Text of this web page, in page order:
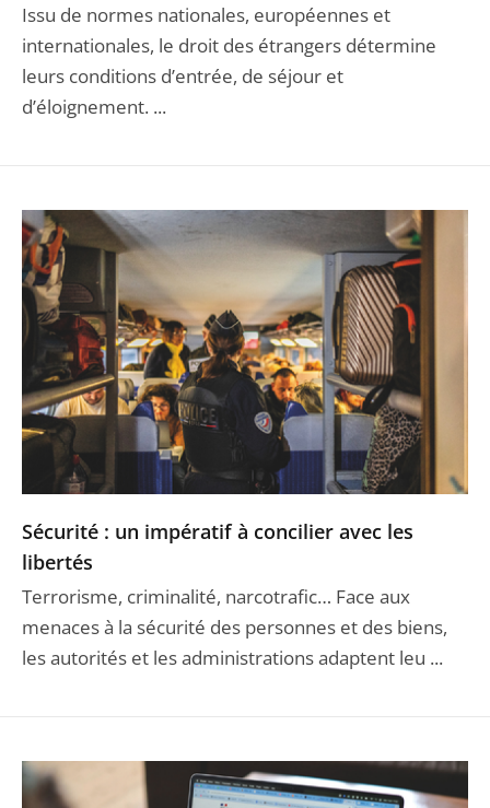
Issu de normes nationales, européennes et
internationales, le droit des étrangers détermine
leurs conditions d’entrée, de séjour et
d’éloignement. ...
Sécurité : un impératif à concilier avec les
libertés
Terrorisme, criminalité, narcotrafic… Face aux
menaces à la sécurité des personnes et des biens,
les autorités et les administrations adaptent leu ...